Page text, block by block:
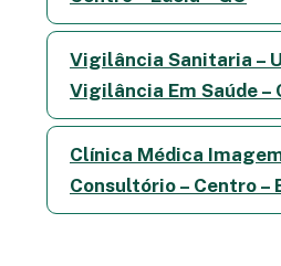
Vigilância Sanitaria –
Vigilância Em Saúde –
Clínica Médica
Consultório – Centro –